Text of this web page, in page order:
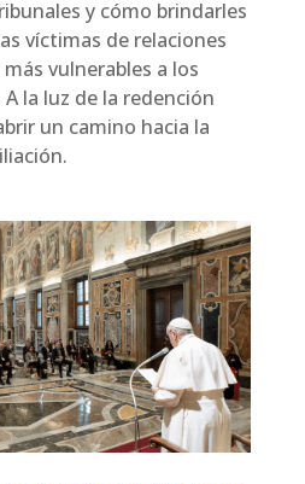
y cómo brindarles
víctimas de relaciones
vulnerables a los
la luz de la redención
un camino hacia la